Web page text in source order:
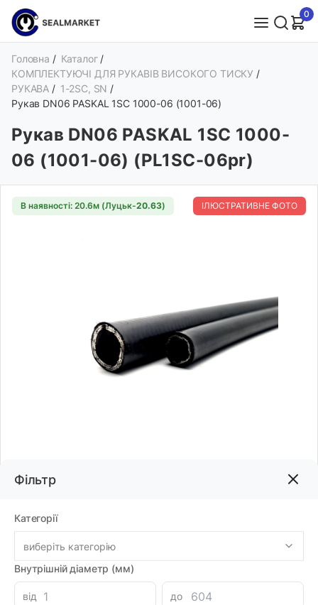
0
Фільтр
Категорії
виберіть категорію
Внутрішній діаметр (мм)
від
до
Головна / Каталог /
КОМПЛЕКТУЮЧІ ДЛЯ РУКАВІВ ВИСОКОГО ТИСКУ /
РУКАВА / 1-2SC, SN /
Рукав DN06 PASKAL 1SС 1000-06 (1001-06)
Рукав DN06 PASKAL 1SС 1000-
06 (1001-06) (PL1SС-06pr)
В наявності: 20.6м (Луцьк-20.63) ІЛЮСТРАТИВНЕ ФОТО
Код товару:
113.36грн
-